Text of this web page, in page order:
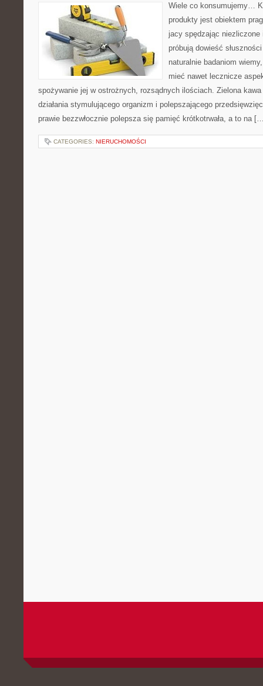
Wiele co konsumujemy…
produkty jest obiektem
jacy spędzając
próbują dowieść
naturalnie badaniom
mieć nawet lecznicze
spożywanie jej w ostrożnych, rozsądnych ilościach. Zielona
działania stymulującego organizm i polepszającego
prawie bezzwłocznie polepsza się pamięć krótkotrwała, a to na
CATEGORIES: NIERUCHOMOŚCI